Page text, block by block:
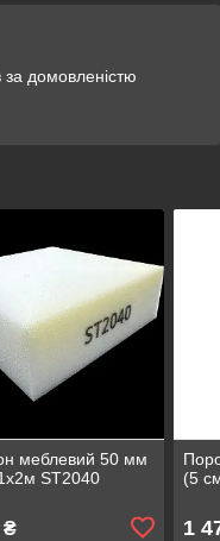
домовленістю
меблевий 50 мм
ST2040
(5
1